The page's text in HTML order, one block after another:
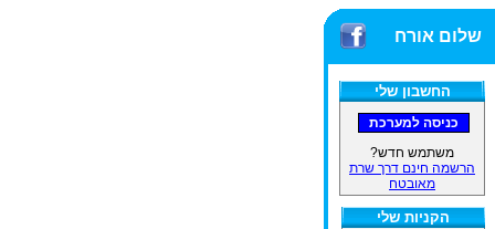
שלום אורח
החשבון שלי
משתמש חדש?
הרשמה חינם דרך שרת
מאובטח
הקניות שלי